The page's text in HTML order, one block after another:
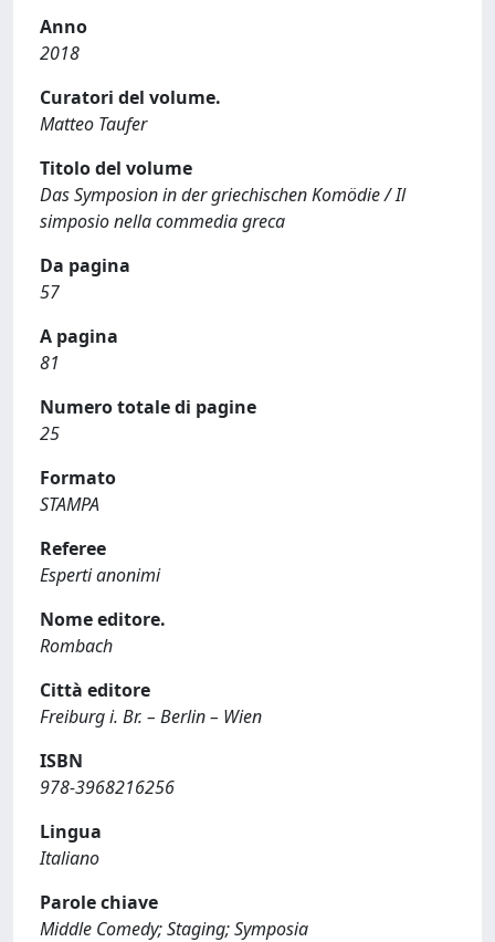
Anno
2018
Curatori del volume.
Matteo Taufer
Titolo del volume
Das Symposion in der griechischen Komödie / Il
simposio nella commedia greca
Da pagina
57
A pagina
81
Numero totale di pagine
25
Formato
STAMPA
Referee
Esperti anonimi
Nome editore.
Rombach
Città editore
Freiburg i. Br. – Berlin – Wien
ISBN
978-3968216256
Lingua
Italiano
Parole chiave
Middle Comedy; Staging; Symposia